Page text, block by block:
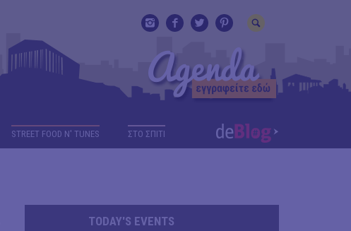
STREET FOOD N' TUNES ΣΤΟ ΣΠΙΤΙ
TODAY'S EVENTS